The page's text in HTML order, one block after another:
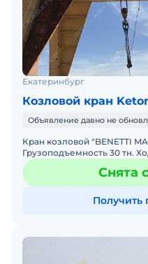
Екатеринбург
Козловой кран
Объявление давно не
Кран козловой "BENETTI
Грузоподъемность 30 тн.
Общая длинна 39 м. Кран в
Снята